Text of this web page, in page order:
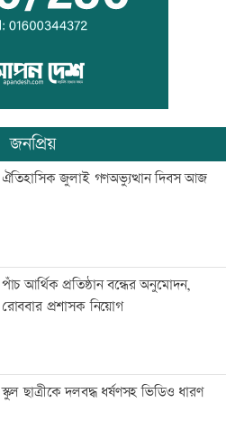
সীমান্তে বিএসএফের গুলিতে বাংলাদেশি যুবক
নিহত
৪০ ঘণ্টা পর ঢাকার পথে বিমানের ফ্লাইট
তিনজনকে পুশইনের চেষ্টা বিএসএফের,
প্রতিহত করল বিজিবি
এসএসসির ফলাফল সোমবার, যেভাবে পাবে
পরীক্ষার্থীরা
জনপ্রিয়
ঐতিহাসিক জুলাই গণঅভ্যুত্থান দিবস আজ
পাঁচ আর্থিক প্রতিষ্ঠান বন্ধের অনুমোদন,
রোববার প্রশাসক নিয়োগ
স্কুল ছাত্রীকে দলবদ্ধ ধর্ষণসহ ভিডিও ধারণ